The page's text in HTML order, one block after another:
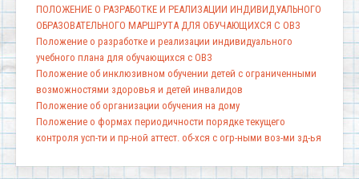
ПОЛОЖЕНИЕ О РАЗРАБОТКЕ И РЕАЛИЗАЦИИ ИНДИВИДУАЛЬНОГО
ОБРАЗОВАТЕЛЬНОГО МАРШРУТА ДЛЯ ОБУЧАЮЩИХСЯ С ОВЗ
Положение о разработке и реализации индивидуального
учебного плана для обучающихся с ОВЗ
Положение об инклюзивном обучении детей с ограниченными
возможностями здоровья и детей инвалидов
Положение об организации обучения на дому
Положение о формах периодичности порядке текущего
контроля усп-ти и пр-ной аттест. об-хся с огр-ными воз-ми зд-ья